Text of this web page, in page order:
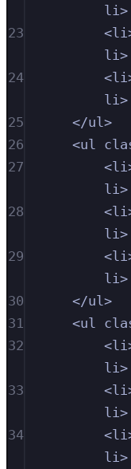
li>
23
<li
li>
24
<li
li>
25
</ul>
26
<ul
27
<li
li>
28
<li
li>
29
<li
li>
30
</ul>
31
<ul
32
<li
li>
33
<li
li>
34
<li
li>